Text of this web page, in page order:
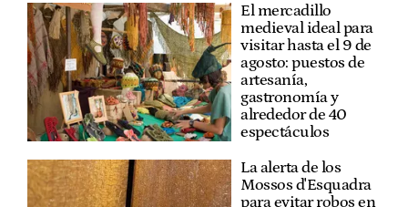
El mercadillo
medieval ideal para
visitar hasta el 9 de
agosto: puestos de
artesanía,
gastronomía y
alrededor de 40
espectáculos
La alerta de los
Mossos d'Esquadra
para evitar robos en